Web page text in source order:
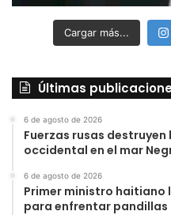
Cargar más...
Últimas
6 de agosto de 2026
Fuerzas rusas
occidental en el mar
6 de agosto de 2026
Primer ministro haitiano
para enfrentar pandillas